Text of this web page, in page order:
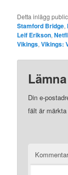
Detta inlägg
Stamford Bridge,
Leif Erikson,
Vikings,Vikings:
Din e-
fält är